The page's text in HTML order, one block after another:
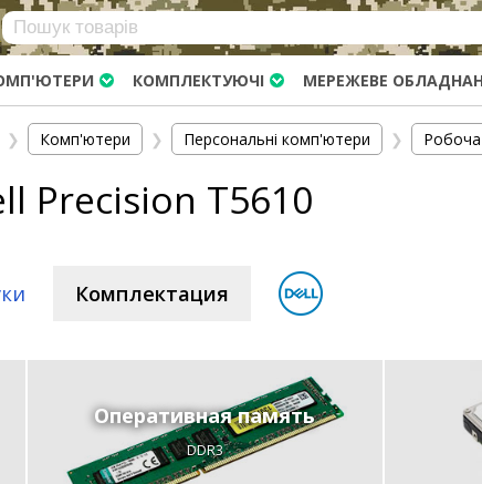
КОМПЛЕКТУЮЧІ МЕРЕЖЕВЕ
❯ Комп'ютери ❯ Персональні комп'ютери ❯ Робоча
Precision T5610
Комплектация
Оперативная память
DDR3